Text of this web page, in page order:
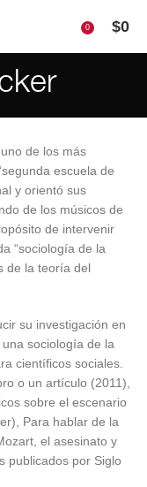
0 $0
de los más
escuela de
y orientó sus
de los músicos de
de intervenir
“sociología de la
de la teoría del
su investigación en
sociología de la
científicos sociales.
o un artículo (2011),
sobre el escenario
Para hablar de la
el asesinato y
publicados por Siglo